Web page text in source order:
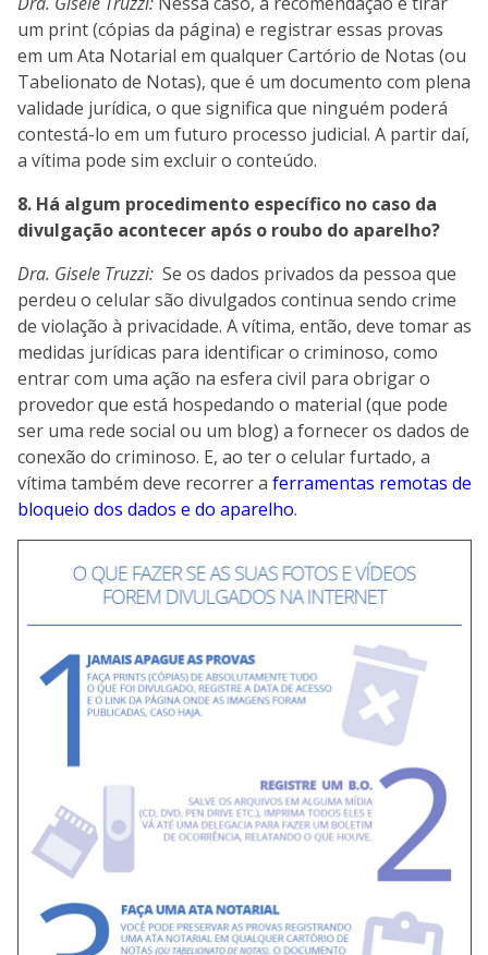
um print (cópias da página) e registrar essas provas
em um Ata Notarial em qualquer Cartório de Notas (ou
Tabelionato de Notas), que é um documento com plena
validade jurídica, o que significa que ninguém poderá
contestá-lo em um futuro processo judicial. A partir daí,
a vítima pode sim excluir o conteúdo.
8. Há algum procedimento específico no caso da
divulgação acontecer após o roubo do aparelho?
Dra. Gisele Truzzi: Se os dados privados da pessoa que
perdeu o celular são divulgados continua sendo crime
de violação à privacidade. A vítima, então, deve tomar as
medidas jurídicas para identificar o criminoso, como
entrar com uma ação na esfera civil para obrigar o
provedor que está hospedando o material (que pode
ser uma rede social ou um blog) a fornecer os dados de
conexão do criminoso. E, ao ter o celular furtado, a
vítima também deve recorrer a ferramentas remotas de
bloqueio dos dados e do aparelho.